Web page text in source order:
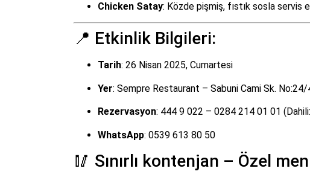
Chicken Satay: Közde pişmiş, fıstık sosla servis
📍 Etkinlik Bilgileri:
Tarih: 26 Nisan 2025, Cumartesi
Yer: Sempre Restaurant – Sabuni Cami Sk.
Rezervasyon: 444 9 022 – 0284 214 01 01
WhatsApp: 0539 613 80 50
🥢 Sınırlı kontenjan – Özel